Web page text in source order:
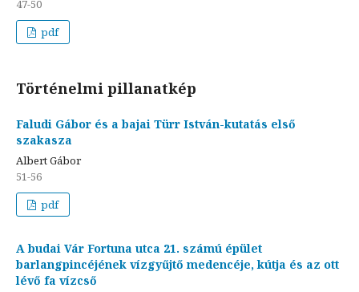
47-50
pdf
Történelmi pillanatkép
Faludi Gábor és a bajai Türr István-kutatás első
szakasza
Albert Gábor
51-56
pdf
A budai Vár Fortuna utca 21. számú épület
barlangpincéjének vízgyűjtő medencéje, kútja és az ott
lévő fa vízcső